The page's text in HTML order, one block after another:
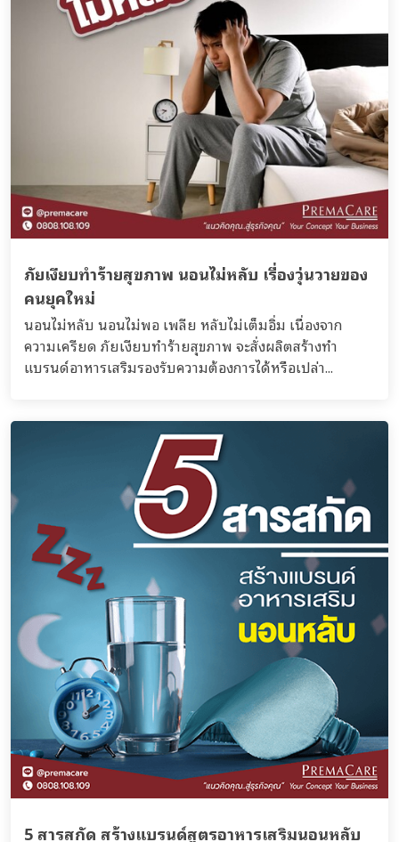
ภัยเงียบทำร้ายสุขภาพ นอนไม่หลับ เรื่องวุ่นวายของ
คนยุคใหม่
นอนไม่หลับ นอนไม่พอ เพลีย หลับไม่เต็มอิ่ม เนื่องจาก
ความเครียด ภัยเงียบทำร้ายสุขภาพ จะสั่งผลิตสร้างทำ
แบรนด์อาหารเสริมรองรับความต้องการได้หรือเปล่า...
5 สารสกัด สร้างแบรนด์สูตรอาหารเสริมนอนหลับ